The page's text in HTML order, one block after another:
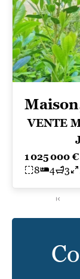
VENTE
1 025 000 €
8
4 3